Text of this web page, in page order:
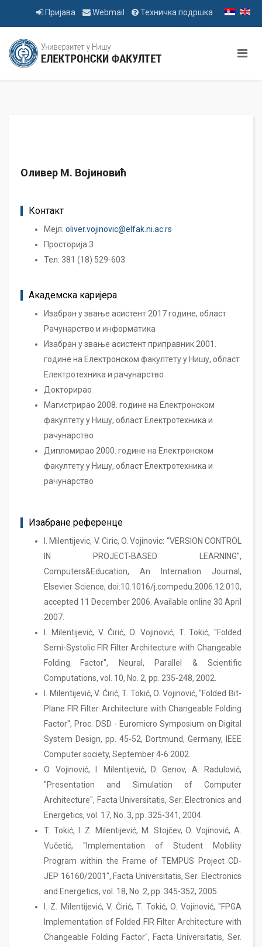
Пријава Webmail Техничка подршка
Оливер М. Војиновић
Контакт
Мејл: oliver.vojinovic@elfak.ni.ac.rs
Просторија 3
Тел: 381 (18) 529-603
Академска каријера
Изабран у звање асистент 2017 године, област
Рачунарство и информатика
Изабран у звање асистент приправник 2001.
године на Електронском факултету у Нишу, област
Електротехника и рачунарство
Докторирао
Магистрирао 2008. године на Електронском
факултету у Нишу, област Електротехника и
рачунарство
Дипломирао 2000. године на Електронском
факултету у Нишу, област Електротехника и
рачунарство
Изабране референце
I. Milentijevic, V. Ciric, O. Vojinovic: “VERSION CONTROL
IN PROJECT-BASED LEARNING”,
Computers&Education, An Internation Journal,
Elsevier Science, doi:10.1016/j.compedu.2006.12.010,
accepted 11 December 2006. Available online 30 April
2007.
I. Milentijević, V. Ćirić, O. Vojinović, T. Tokić, "Folded
Semi-Systolic FIR Filter Architecture with Changeable
Folding Factor", Neural, Parallel & Scientific
Computations, vol. 10, No. 2, pp. 235-248, 2002.
I. Milentijević, V. Ćirić, T. Tokić, O. Vojinović, "Folded Bit-
Plane FIR Filter Architecture with Changeable Folding
Factor", Proc. DSD - Euromicro Symposium on Digital
System Design, pp. 45-52, Dortmund, Germany, IEEE
Computer society, September 4-6 2002.
O. Vojinović, I. Milentijević, D. Genov, A. Radulović,
"Presentation and Simulation of Computer
Architecture", Facta Universitatis, Ser. Electronics and
Energetics, vol. 17, No. 3, pp. 325-341, 2004.
T. Tokić, I. Z. Milentijević, M. Stojčev, O. Vojinović, A.
Vučetić, "Implementation of Student Mobility
Program within the Frame of TEMPUS Project CD-
JEP 16160/2001", Facta Universitatis, Ser. Electronics
and Energetics, vol. 18, No. 2, pp. 345-352, 2005.
I. Z. Milentijević, V. Ćirić, T. Tokić, O. Vojinović, "FPGA
Implementation of Folded FIR Filter Architecture with
Changeable Folding Factor", Facta Universitatis, Ser.